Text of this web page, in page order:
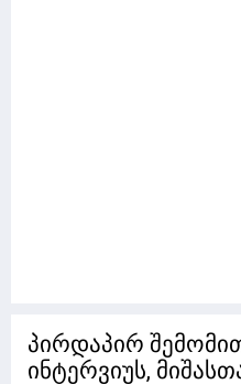
პირდაპირ
ინტერვიუს,